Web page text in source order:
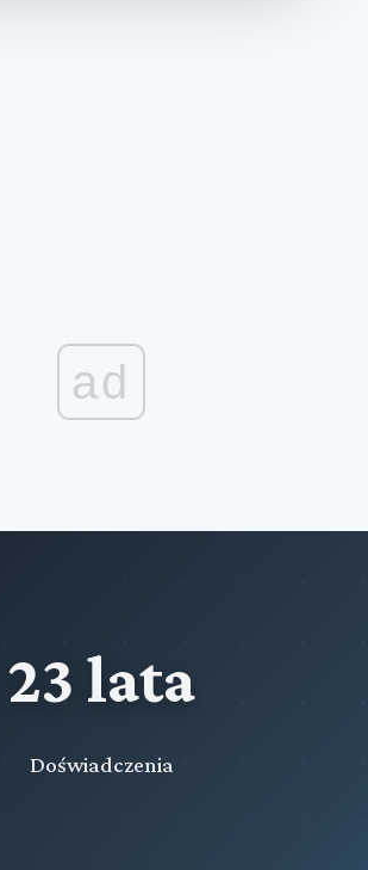
ad
23 lata
Doświadczenia